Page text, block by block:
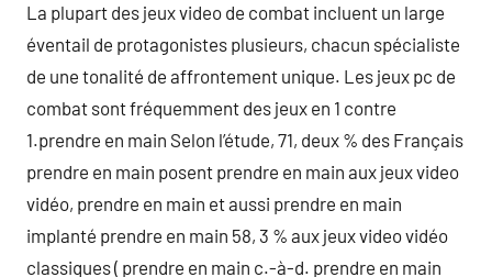
La plupart des jeux video de combat incluent un large
éventail de protagonistes plusieurs, chacun spécialiste
de une tonalité de affrontement unique. Les jeux pc de
combat sont fréquemment des jeux en 1 contre
1.prendre en main Selon l’étude, 71, deux % des Français
prendre en main posent prendre en main aux jeux video
vidéo, prendre en main et aussi prendre en main
implanté prendre en main 58, 3 % aux jeux video vidéo
classiques ( prendre en main c.-à-d. prendre en main